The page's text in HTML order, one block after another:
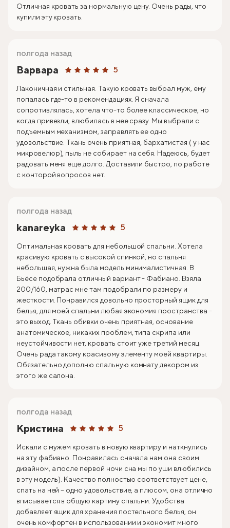
Отличная кровать за нормальную цену. Очень рады, что
купили эту кровать.
Варвара 5
полгода назад
Лаконичная и стильная. Такую кровать выбрал муж, ему
попалась где-то в рекомендациях. Я сначала
сопротивлялась, хотела что-то более классическое, но
когда привезли, влюбилась в нее сразу. Мы выбрали с
подъемным механизмом, заправлять ее одно
удовольствие. Ткань очень приятная, бархатистая ( у нас
микровелюр), пыль не собирает на себя. Надеюсь, будет
радовать меня еще долго. Доставили быстро, по работе
с конторой вопросов нет.
kanareyka 5
полгода назад
Оптимальная кровать для небольшой спальни. Хотела
красивую кровать с высокой спинкой, но спальня
небольшая, нужна была модель минималистичная. В
Бьёсе подобрала отличный вариант - Фабиано. Взяла
200/160, матрас мне там подобрали по размеру и
жесткости. Понравился довольно просторный ящик для
белья, для моей спальни любая экономия пространства -
это выход. Ткань обивки очень приятная, основание
анатомическое, никаких проблем, типа скрипа или
неустойчивости нет, кровать стоит уже третий месяц.
Очень рада такому красивому элементу моей квартиры.
Обязательно дополню спальную комнату декором из
этого же салона.
Кристина 5
полгода назад
Искали с мужем кровать в новую квартиру и наткнулись
на эту фабиано. Понравилась сначала нам она своим
дизайном, а после первой ночи сна мы по уши влюбились
в эту модель). Качество полностью соответствует цене,
спать на ней – одно удовольствие, а плюсом, она отлично
вписывается в общую картину спальни. Удобства
добавляет ящик для хранения постельного белья, он
очень комфортен в использовании и экономит много